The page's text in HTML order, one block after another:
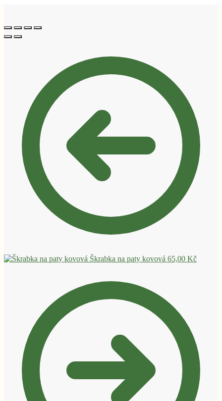
Škrabka na paty kovová 65,00 Kč